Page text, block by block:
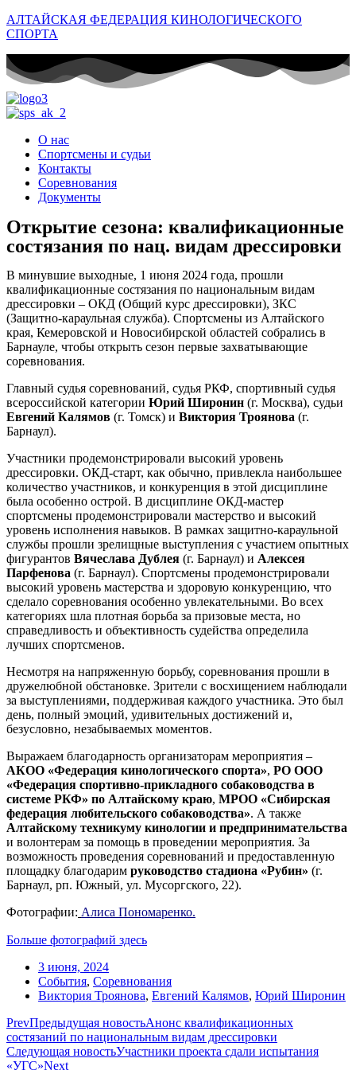
АЛТАЙСКАЯ ФЕДЕРАЦИЯ КИНОЛОГИЧЕСКОГО
СПОРТА
О нас
Спортсмены и судьи
Контакты
Соревнования
Документы
Открытие сезона: квалификационные
состязания по нац. видам дрессировки
В минувшие выходные, 1 июня 2024 года, прошли
квалификационные состязания по национальным видам
дрессировки – ОКД (Общий курс дрессировки), ЗКС
(Защитно-караульная служба). Спортсмены из Алтайского
края, Кемеровской и Новосибирской областей собрались в
Барнауле, чтобы открыть сезон первые захватывающие
соревнования.
Главный судья соревнований, судья РКФ, спортивный судья
всероссийской категории Юрий Широнин (г. Москва), судьи
Евгений Калямов (г. Томск) и Виктория Троянова (г.
Барнаул).
Участники продемонстрировали высокий уровень
дрессировки. ОКД-старт, как обычно, привлекла наибольшее
количество участников, и конкуренция в этой дисциплине
была особенно острой. В дисциплине ОКД-мастер
спортсмены продемонстрировали мастерство и высокий
уровень исполнения навыков. В рамках защитно-караульной
службы прошли зрелищные выступления с участием опытных
фигурантов Вячеслава Дублея (г. Барнаул) и Алексея
Парфенова (г. Барнаул). Спортсмены продемонстрировали
высокий уровень мастерства и здоровую конкуренцию, что
сделало соревнования особенно увлекательными. Во всех
категориях шла плотная борьба за призовые места, но
справедливость и объективность судейства определила
лучших спортсменов.
Несмотря на напряженную борьбу, соревнования прошли в
дружелюбной обстановке. Зрители с восхищением наблюдали
за выступлениями, поддерживая каждого участника. Это был
день, полный эмоций, удивительных достижений и,
безусловно, незабываемых моментов.
Выражаем благодарность организаторам мероприятия –
АКОО «Федерация кинологического спорта», РО ООО
«Федерация спортивно-прикладного собаководства в
системе РКФ» по Алтайскому краю, МРОО «Сибирская
федерация любительского собаководства». А также
Алтайскому техникуму кинологии и предпринимательства
и волонтерам за помощь в проведении мероприятия. За
возможность проведения соревнований и предоставленную
площадку благодарим руководство стадиона «Рубин» (г.
Барнаул, рп. Южный, ул. Мусоргского, 22).
Фотографии: Алиса Пономаренко.
Больше фотографий здесь
3 июня, 2024
События, Соревнования
Виктория Троянова, Евгений Калямов, Юрий Широнин
PrevПредыдущая новостьАнонс квалификационных
состязаний по национальным видам дрессировки
Следующая новостьУчастники проекта сдали испытания
«УГС»Next